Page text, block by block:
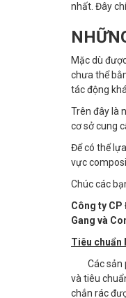
nhất. Đây
Mặc dù
chưa thể
tác động
Trên đây là
cơ sở cung
Để có thể
vực
Chúc các
Công ty CP
Gang và
Tiêu chuẩn
Các sản
và tiêu
chắn rác